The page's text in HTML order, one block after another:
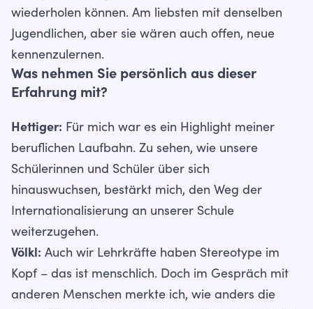
wiederholen können. Am liebsten mit denselben
Jugendlichen, aber sie wären auch offen, neue
kennenzulernen.
Was nehmen Sie persönlich aus dieser
Erfahrung mit?
Hettiger: Für mich war es ein Highlight meiner
beruflichen Laufbahn. Zu sehen, wie unsere
Schülerinnen und Schüler über sich
hinauswuchsen, bestärkt mich, den Weg der
Internationalisierung an unserer Schule
weiterzugehen.
Völkl: Auch wir Lehrkräfte haben Stereotype im
Kopf – das ist menschlich. Doch im Gespräch mit
anderen Menschen merkte ich, wie anders die